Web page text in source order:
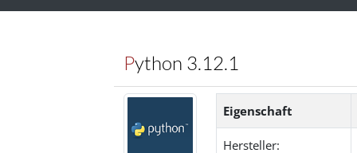
Python 3.12.1
Eigenschaft
Hersteller: